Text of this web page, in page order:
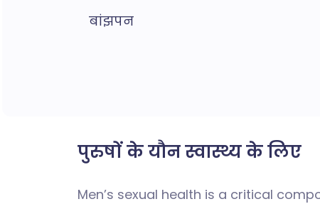
बांझपन
पुरुषों के यौन स्वास्थ्य के लिए
Men’s sexual health is a critical